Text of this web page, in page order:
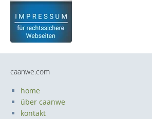
caanwe.com
home
über caanwe
kontakt